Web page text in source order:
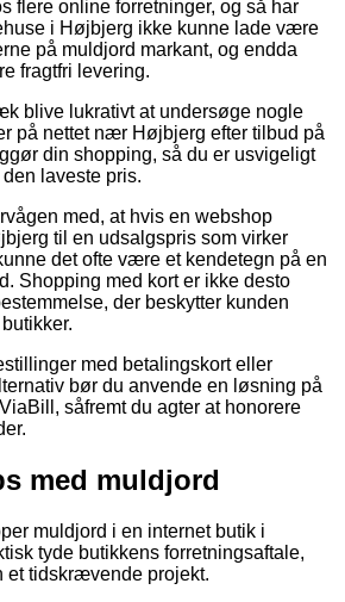
flere online forretninger, og så har
i Højbjerg ikke kunne lade være
på muldjord markant, og endda
fragtfri levering.
blive lukrativt at undersøge nogle
på nettet nær Højbjerg efter tilbud på
din shopping, så du er usvigeligt
laveste pris.
med, at hvis en webshop
til en udsalgspris som virker
det ofte være et kendetegn på en
Shopping med kort er ikke desto
der beskytter kunden
med betalingskort eller
bør du anvende en løsning på
såfremt du agter at honorere
med muldjord
muldjord i en internet butik i
tyde butikkens forretningsaftale,
et tidskrævende projekt.